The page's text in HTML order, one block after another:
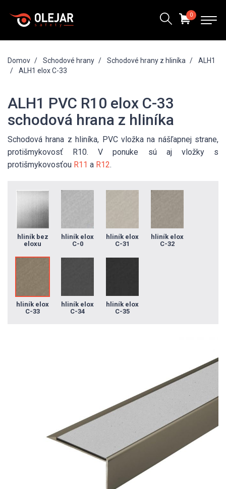
Domov Schodové hrany Schodové hrany z hliníka
ALH1
ALH1 elox C-33
ALH1 PVC R10 elox C-33
schodová hrana z hliníka
Schodová hrana z hliníka, PVC vložka na nášľapnej strane,
protišmykovosť R10. V ponuke sú aj vložky s
protišmykovosťou R11 a R12.
hliník bez
eloxu
hliník elox
C-0
hliník elox
C-31
hliník elox
C-32
hliník elox
C-33
hliník elox
C-34
hliník elox
C-35
0